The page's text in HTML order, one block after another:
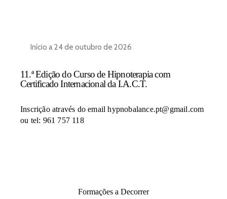
Início a 24 de outubro de 2026
11.ª Edição do Curso de Hipnoterapia com
Certificado Internacional da I.A.C.T.
Inscrição através do email hypnobalance.pt@gmail.com
ou tel: 961 757 118
Formações a Decorrer